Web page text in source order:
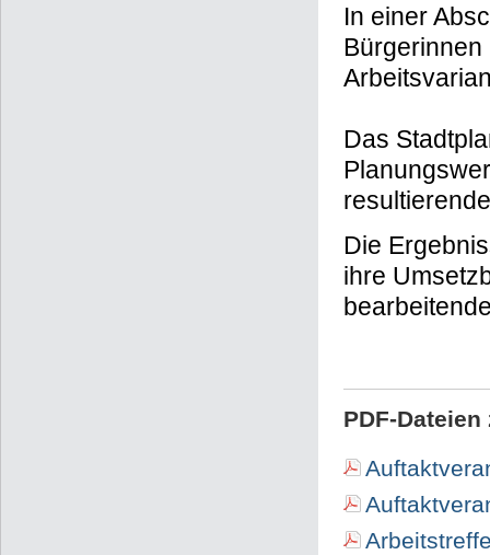
In einer
Das
Die
ihre
PDF-